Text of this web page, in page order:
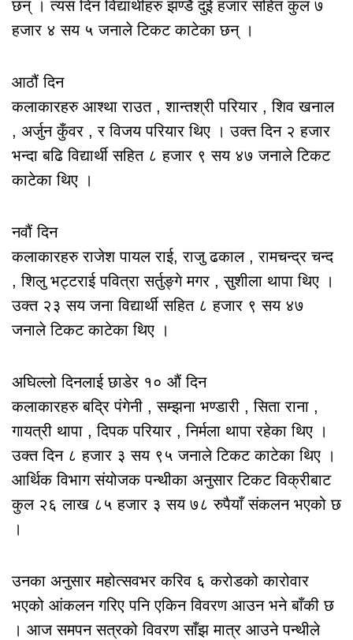
छन् । त्यस दिन विद्यार्थीहरु झण्डै दुई हजार सहित कुल ७
हजार ४ सय ५ जनाले टिकट काटेका छन् ।
आठौं दिन
कलाकारहरु आश्था राउत , शान्तश्री परियार , शिव खनाल
, अर्जुन कुँवर , र विजय परियार थिए । उक्त दिन २ हजार
भन्दा बढि विद्यार्थी सहित ८ हजार ९ सय ४७ जनाले टिकट
काटेका थिए ।
नवौं दिन
कलाकारहरु राजेश पायल राई, राजु ढकाल , रामचन्द्र चन्द
, शिलु भट्टराई पवित्रा सर्तुङ्गे मगर , सुशीला थापा थिए ।
उक्त २३ सय जना विद्यार्थी सहित ८ हजार ९ सय ४७
जनाले टिकट काटेका थिए ।
अघिल्लो दिनलाई छाडेर १० औं दिन
कलाकारहरु बद्रि पंगेनी , सम्झना भण्डारी , सिता राना ,
गायत्री थापा , दिपक परियार , निर्मला थापा रहेका थिए ।
उक्त दिन ८ हजार ३ सय ९५ जनाले टिकट काटेका थिए ।
आर्थिक विभाग संयोजक पन्थीका अनुसार टिकट विक्रीबाट
कुल २६ लाख ८५ हजार ३ सय ७८ रुपैयाँ संकलन भएको छ
।
उनका अनुसार महोत्सवभर करिव ६ करोडको कारोवार
भएको आंकलन गरिए पनि एकिन विवरण आउन भने बाँकी छ
। आज समपन सत्रको विवरण साँझ मात्र आउने पन्थीले